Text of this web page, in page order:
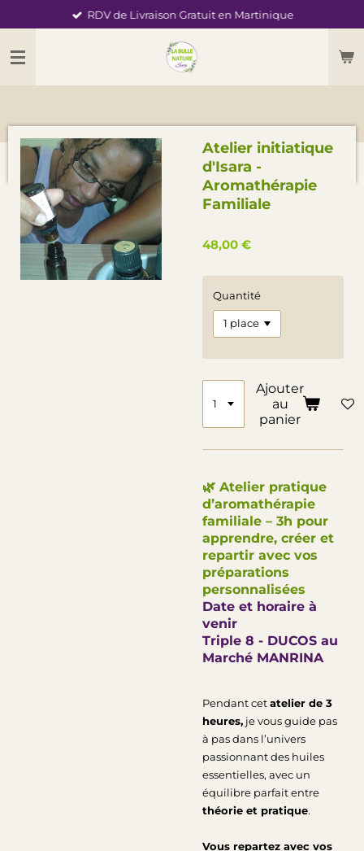
contenu
RDV de Livraison Gratuit en Martinique
Atelier initiatique
d'Isara -
Aromathérapie
Familiale
48,00 €
Quantité
Ajouter
au
panier
🌿 Atelier pratique
d’aromathérapie
familiale – 3h pour
apprendre, créer et
repartir avec vos
préparations
personnalisées
Date et horaire à
venir
Triple 8 - DUCOS au
Marché MANRINA
Pendant cetatelier de 3
heures, je vous guide pas
à pas dans l’univers
passionnant des huiles
essentielles, avec un
équilibre parfait entre
théorie et pratique.
Vous repartez avec vos